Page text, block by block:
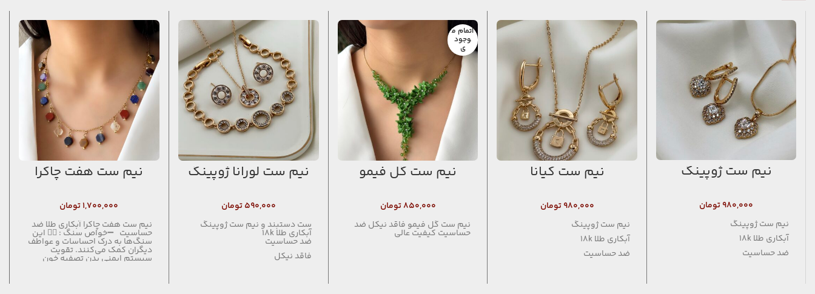
نیم ست ژوپینگ
۹۸۰,۰۰۰تومان
نیم ست ژوپینگ
آبکاری طلا 18k
ضد حساسیت
نیم ست کیانا
۹۸۰,۰۰۰تومان
نیم ست ژوپینگ
آبکاری طلا 18k
ضد حساسیت
اتمام م
وجود
ی
نیم ست گل فیمو
۸۵۰,۰۰۰ تومان
نیم ست گل فیمو فاقد نیکل ضد
حساسیت کیفیت عالی
نیم ست لورانا ژوپینگ
۵۹۰,۰۰۰تومان
ست دستبند و نیم ست ژوپینگ
آبکاری طلا 18k
ضد حساسیت
فاقد نیکل
نیم ست هفت چاکرا
۱,۷۰۰,۰۰۰تومان
نیم ست هفت چاکرا آبکاری طلا ضد
حساسیت ➖خواص سنگ : 👇🏼 این
سنگ‌ها به درک احساسات و عواطف
دیگران کمک می‌کنند. تقویت
سیستم ایمنی بدن تصفیه خون